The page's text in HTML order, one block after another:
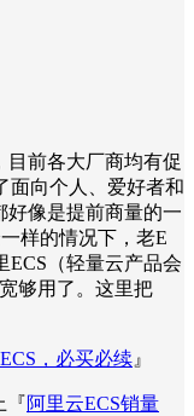
目前各大厂商均有促
面向个人、爱好者和
好像是提前商量的一
样的情况下，老E
ECS（轻量云产品会
够用了。这里把
，必买必续 』
『阿里云ECS销量